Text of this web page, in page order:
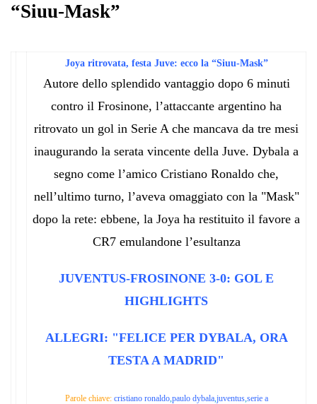
“Siuu-Mask”
Joya ritrovata, festa Juve: ecco la “Siuu-Mask”
Autore dello splendido vantaggio dopo 6 minuti
contro il Frosinone, l’attaccante argentino ha
ritrovato un gol in Serie A che mancava da tre mesi
inaugurando la serata vincente della Juve. Dybala a
segno come l’amico Cristiano Ronaldo che,
nell’ultimo turno, l’aveva omaggiato con la "Mask"
dopo la rete: ebbene, la Joya ha restituito il favore a
CR7 emulandone l’esultanza
JUVENTUS-FROSINONE 3-0: GOL E
HIGHLIGHTS
ALLEGRI: "FELICE PER DYBALA, ORA
TESTA A MADRID"
Parole chiave: cristiano ronaldo,paulo dybala,juventus,serie a